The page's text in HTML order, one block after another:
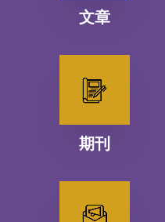
文章
期刊